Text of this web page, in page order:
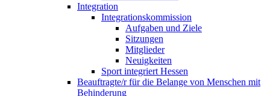
Integration
Integrationskommission
Aufgaben und Ziele
Sitzungen
Mitglieder
Neuigkeiten
Sport integriert Hessen
Beauftragte/r für die Belange von Menschen mit
Behinderung